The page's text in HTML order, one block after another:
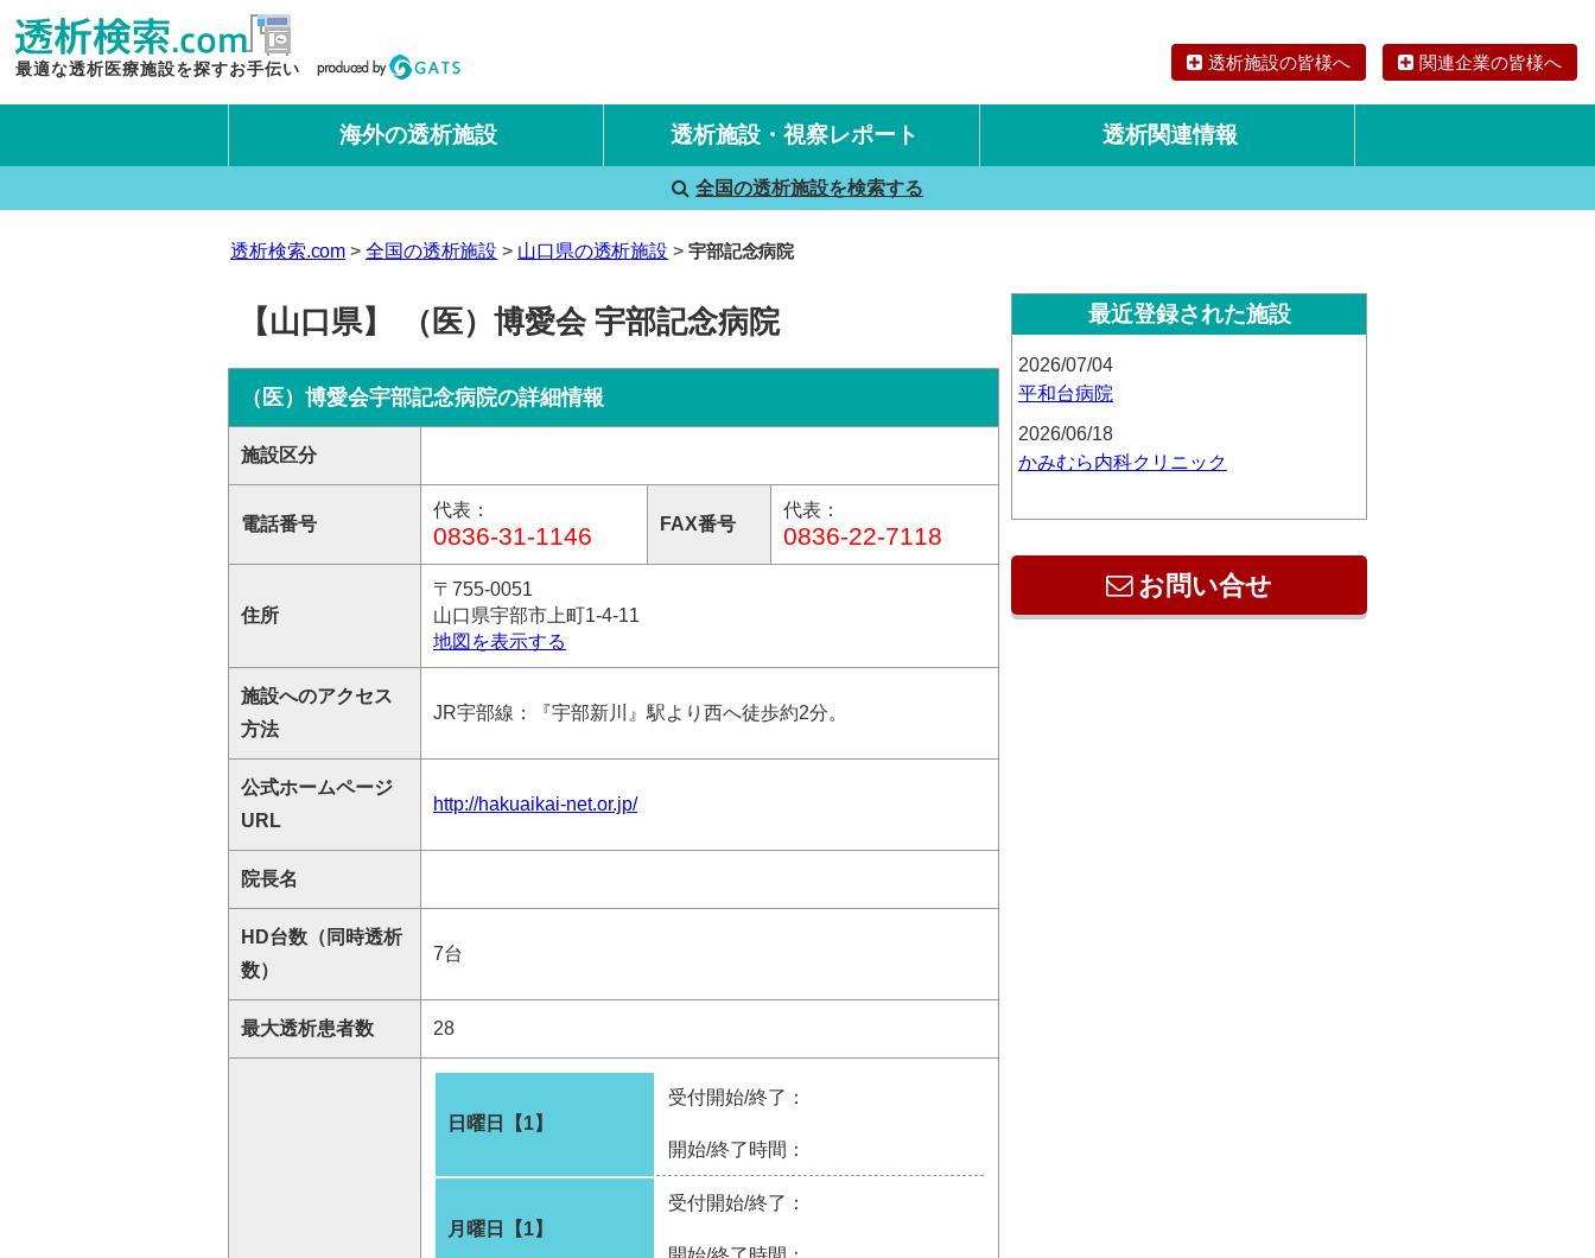
最適な透析医療施設を探すお手伝い 透析施設の皆様へ 関連企業の皆様へ
海外の透析施設 透析施設・視察レポート
国内旅行透析レポート
海外旅行透析レポート
透析関連情報
全国の透析施設を検索する
透析検索.com 全国の透析施設 山口県の透析施設 宇部記念病院
【山口県】 （医）博愛会 宇部記念病院
（医）博愛会宇部記念病院の詳細情報
施設区分
電話番号
代表：
0836-31-1146 FAX番号
代表：
0836-22-7118
住所
〒755-0051
山口県宇部市上町1-4-11
地図を表示する
施設へのアクセス
方法
JR宇部線：『宇部新川』駅より西へ徒歩約2分。
公式ホームページ
URL
http://hakuaikai-net.or.jp/
院長名
HD台数（同時透析
数）
7台
最大透析患者数 28
日曜日【1】
受付開始/終了：
開始/終了時間：
月曜日【1】
受付開始/終了：
最近登録された施設
2026/07/04
平和台病院
2026/06/18
かみむら内科クリニック
お問い合せ